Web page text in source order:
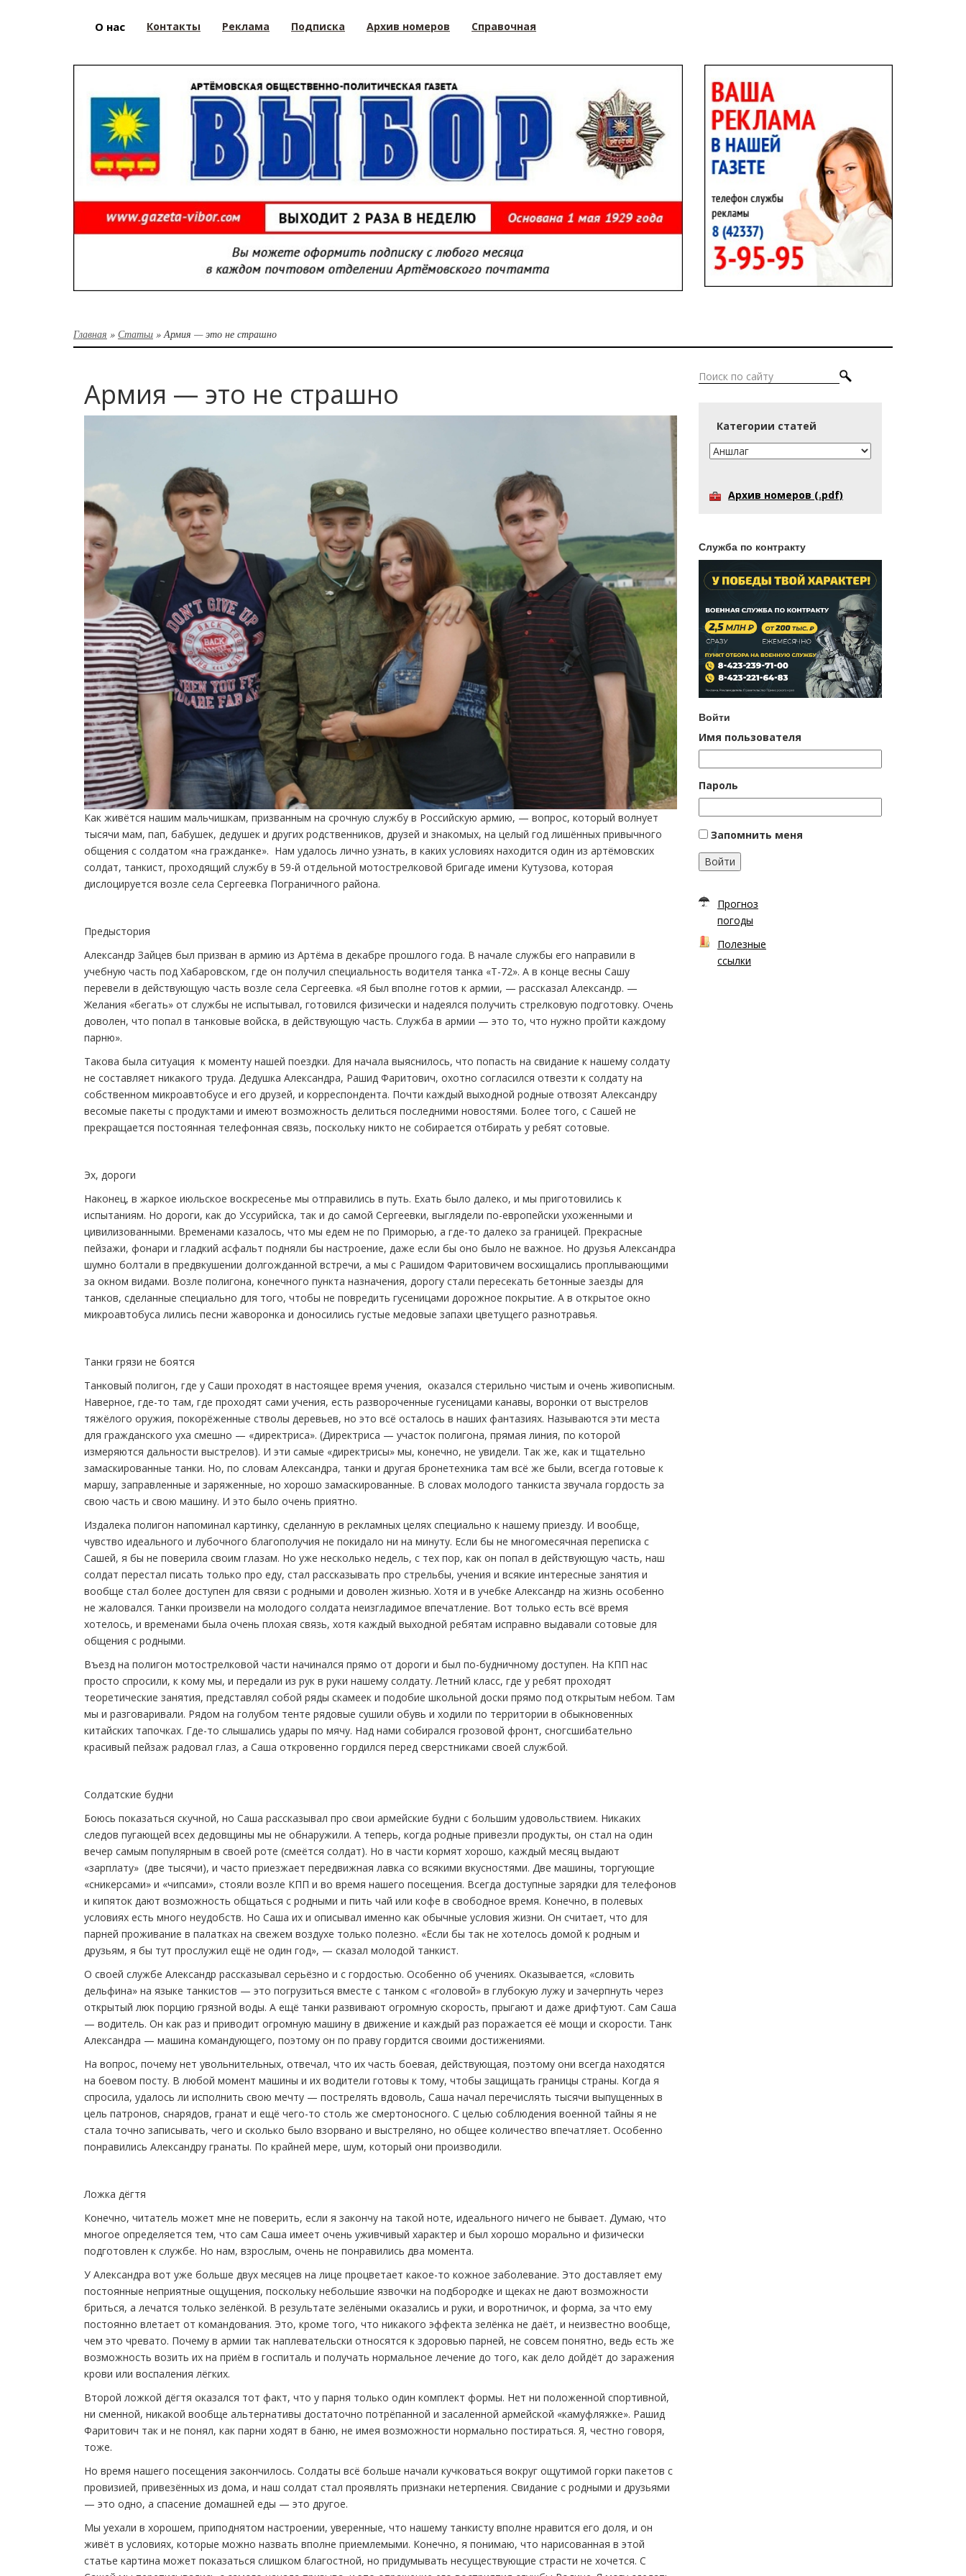
О нас Контакты Реклама Подписка Архив номеров Справочная
Главная » Статьи » Армия — это не страшно
Армия — это не страшно
Как живётся нашим мальчишкам, призванным на срочную службу в Российскую армию, — вопрос, который волнует
тысячи мам, пап, бабушек, дедушек и других родственников, друзей и знакомых, на целый год лишённых привычного
общения с солдатом «на гражданке». Нам удалось лично узнать, в каких условиях находится один из артёмовских
солдат, танкист, проходящий службу в 59-й отдельной мотострелковой бригаде имени Кутузова, которая
дислоцируется возле села Сергеевка Пограничного района.
Предыстория
Александр Зайцев был призван в армию из Артёма в декабре прошлого года. В начале службы его направили в
учебную часть под Хабаровском, где он получил специальность водителя танка «Т-72». А в конце весны Сашу
перевели в действующую часть возле села Сергеевка. «Я был вполне готов к армии, — рассказал Александр. —
Желания «бегать» от службы не испытывал, готовился физически и надеялся получить стрелковую подготовку. Очень
доволен, что попал в танковые войска, в действующую часть. Служба в армии — это то, что нужно пройти каждому
парню».
Такова была ситуация к моменту нашей поездки. Для начала выяснилось, что попасть на свидание к нашему солдату
не составляет никакого труда. Дедушка Александра, Рашид Фаритович, охотно согласился отвезти к солдату на
собственном микроавтобусе и его друзей, и корреспондента. Почти каждый выходной родные отвозят Александру
весомые пакеты с продуктами и имеют возможность делиться последними новостями. Более того, с Сашей не
прекращается постоянная телефонная связь, поскольку никто не собирается отбирать у ребят сотовые.
Эх, дороги
Наконец, в жаркое июльское воскресенье мы отправились в путь. Ехать было далеко, и мы приготовились к
испытаниям. Но дороги, как до Уссурийска, так и до самой Сергеевки, выглядели по-европейски ухоженными и
цивилизованными. Временами казалось, что мы едем не по Приморью, а где-то далеко за границей. Прекрасные
пейзажи, фонари и гладкий асфальт подняли бы настроение, даже если бы оно было не важное. Но друзья Александра
шумно болтали в предвкушении долгожданной встречи, а мы с Рашидом Фаритовичем восхищались проплывающими
за окном видами. Возле полигона, конечного пункта назначения, дорогу стали пересекать бетонные заезды для
танков, сделанные специально для того, чтобы не повредить гусеницами дорожное покрытие. А в открытое окно
микроавтобуса лились песни жаворонка и доносились густые медовые запахи цветущего разнотравья.
Танки грязи не боятся
Танковый полигон, где у Саши проходят в настоящее время учения, оказался стерильно чистым и очень живописным.
Наверное, где-то там, где проходят сами учения, есть развороченные гусеницами канавы, воронки от выстрелов
тяжёлого оружия, покорёженные стволы деревьев, но это всё осталось в наших фантазиях. Называются эти места
для гражданского уха смешно — «директриса». (Директриса — участок полигона, прямая линия, по которой
измеряются дальности выстрелов). И эти самые «директрисы» мы, конечно, не увидели. Так же, как и тщательно
замаскированные танки. Но, по словам Александра, танки и другая бронетехника там всё же были, всегда готовые к
маршу, заправленные и заряженные, но хорошо замаскированные. В словах молодого танкиста звучала гордость за
свою часть и свою машину. И это было очень приятно.
Издалека полигон напоминал картинку, сделанную в рекламных целях специально к нашему приезду. И вообще,
чувство идеального и лубочного благополучия не покидало ни на минуту. Если бы не многомесячная переписка с
Сашей, я бы не поверила своим глазам. Но уже несколько недель, с тех пор, как он попал в действующую часть, наш
солдат перестал писать только про еду, стал рассказывать про стрельбы, учения и всякие интересные занятия и
вообще стал более доступен для связи с родными и доволен жизнью. Хотя и в учебке Александр на жизнь особенно
не жаловался. Танки произвели на молодого солдата неизгладимое впечатление. Вот только есть всё время
хотелось, и временами была очень плохая связь, хотя каждый выходной ребятам исправно выдавали сотовые для
общения с родными.
Въезд на полигон мотострелковой части начинался прямо от дороги и был по-будничному доступен. На КПП нас
просто спросили, к кому мы, и передали из рук в руки нашему солдату. Летний класс, где у ребят проходят
теоретические занятия, представлял собой ряды скамеек и подобие школьной доски прямо под открытым небом. Там
мы и разговаривали. Рядом на голубом тенте рядовые сушили обувь и ходили по территории в обыкновенных
китайских тапочках. Где-то слышались удары по мячу. Над нами собирался грозовой фронт, сногсшибательно
красивый пейзаж радовал глаз, а Саша откровенно гордился перед сверстниками своей службой.
Солдатские будни
Боюсь показаться скучной, но Саша рассказывал про свои армейские будни с большим удовольствием. Никаких
следов пугающей всех дедовщины мы не обнаружили. А теперь, когда родные привезли продукты, он стал на один
вечер самым популярным в своей роте (смеётся солдат). Но в части кормят хорошо, каждый месяц выдают
«зарплату» (две тысячи), и часто приезжает передвижная лавка со всякими вкусностями. Две машины, торгующие
«сникерсами» и «чипсами», стояли возле КПП и во время нашего посещения. Всегда доступные зарядки для телефонов
и кипяток дают возможность общаться с родными и пить чай или кофе в свободное время. Конечно, в полевых
условиях есть много неудобств. Но Саша их и описывал именно как обычные условия жизни. Он считает, что для
парней проживание в палатках на свежем воздухе только полезно. «Если бы так не хотелось домой к родным и
друзьям, я бы тут прослужил ещё не один год», — сказал молодой танкист.
О своей службе Александр рассказывал серьёзно и с гордостью. Особенно об учениях. Оказывается, «словить
дельфина» на языке танкистов — это погрузиться вместе с танком с «головой» в глубокую лужу и зачерпнуть через
открытый люк порцию грязной воды. А ещё танки развивают огромную скорость, прыгают и даже дрифтуют. Сам Саша
— водитель. Он как раз и приводит огромную машину в движение и каждый раз поражается её мощи и скорости. Танк
Александра — машина командующего, поэтому он по праву гордится своими достижениями.
На вопрос, почему нет увольнительных, отвечал, что их часть боевая, действующая, поэтому они всегда находятся
на боевом посту. В любой момент машины и их водители готовы к тому, чтобы защищать границы страны. Когда я
спросила, удалось ли исполнить свою мечту — пострелять вдоволь, Саша начал перечислять тысячи выпущенных в
цель патронов, снарядов, гранат и ещё чего-то столь же смертоносного. С целью соблюдения военной тайны я не
стала точно записывать, чего и сколько было взорвано и выстреляно, но общее количество впечатляет. Особенно
понравились Александру гранаты. По крайней мере, шум, который они производили.
Ложка дёгтя
Конечно, читатель может мне не поверить, если я закончу на такой ноте, идеального ничего не бывает. Думаю, что
многое определяется тем, что сам Саша имеет очень уживчивый характер и был хорошо морально и физически
подготовлен к службе. Но нам, взрослым, очень не понравились два момента.
У Александра вот уже больше двух месяцев на лице процветает какое-то кожное заболевание. Это доставляет ему
постоянные неприятные ощущения, поскольку небольшие язвочки на подбородке и щеках не дают возможности
бриться, а лечатся только зелёнкой. В результате зелёными оказались и руки, и воротничок, и форма, за что ему
постоянно влетает от командования. Это, кроме того, что никакого эффекта зелёнка не даёт, и неизвестно вообще,
чем это чревато. Почему в армии так наплевательски относятся к здоровью парней, не совсем понятно, ведь есть же
возможность возить их на приём в госпиталь и получать нормальное лечение до того, как дело дойдёт до заражения
крови или воспаления лёгких.
Второй ложкой дёгтя оказался тот факт, что у парня только один комплект формы. Нет ни положенной спортивной,
ни сменной, никакой вообще альтернативы достаточно потрёпанной и засаленной армейской «камуфляжке». Рашид
Фаритович так и не понял, как парни ходят в баню, не имея возможности нормально постираться. Я, честно говоря,
тоже.
Но время нашего посещения закончилось. Солдаты всё больше начали кучковаться вокруг ощутимой горки пакетов с
провизией, привезённых из дома, и наш солдат стал проявлять признаки нетерпения. Свидание с родными и друзьями
— это одно, а спасение домашней еды — это другое.
Мы уехали в хорошем, приподнятом настроении, уверенные, что нашему танкисту вполне нравится его доля, и он
живёт в условиях, которые можно назвать вполне приемлемыми. Конечно, я понимаю, что нарисованная в этой
статье картина может показаться слишком благостной, но придумывать несуществующие страсти не хочется. С
Категории статей
Архив номеров (.pdf)
Служба по контракту
Войти
Имя пользователя
Пароль
Запомнить меня
Войти
Прогноз
погоды
Полезные
ссылки